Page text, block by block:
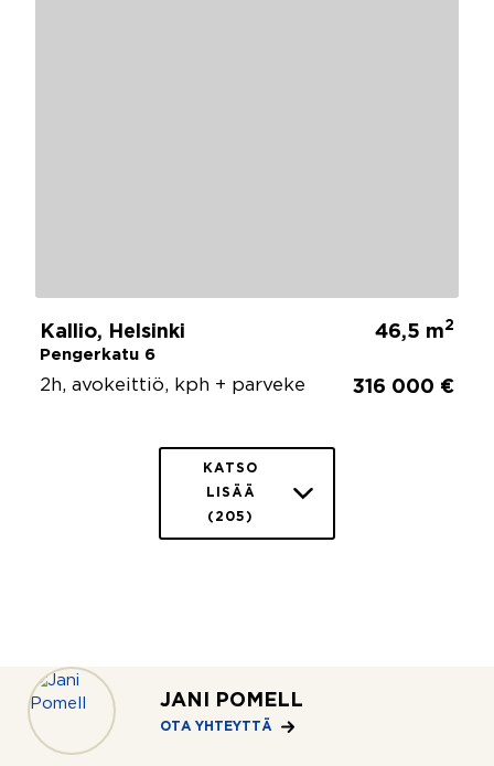
JANI POMELL
OTA YHTEYTTÄ
Kallio, Helsinki
Pengerkatu 6
46,5 m2
2h, avokeittiö, kph + parveke 316 000 €
KATSO
LISÄÄ
(205)